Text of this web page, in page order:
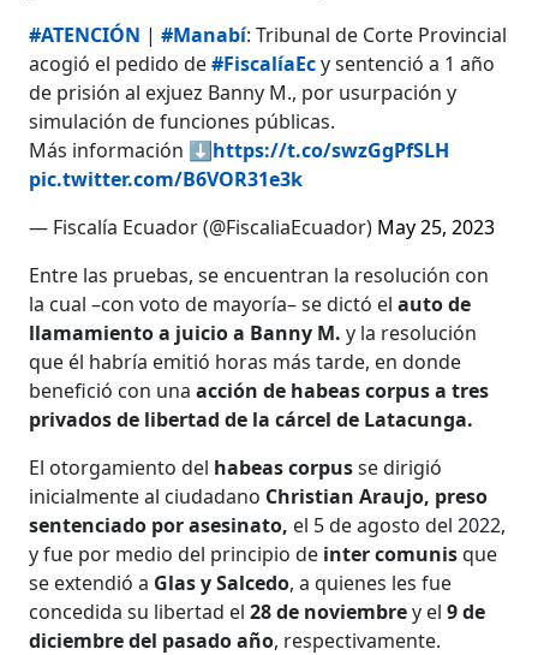
#ATENCIÓN |#Manabí: Tribunal de Corte Provincial
acogió el pedido de#FiscalíaEcy sentenció a 1 año
de prisión al exjuez Banny M., por usurpación y
simulación de funciones públicas.
Más información ⬇️https://t.co/swzGgPfSLH
pic.twitter.com/B6VOR31e3k
— Fiscalía Ecuador (@FiscaliaEcuador) May 25, 2023
Entre las pruebas, se encuentran la resolución con
la cual –con voto de mayoría– se dictó elauto de
llamamiento a juicio a Banny M. y la resolución
que él habría emitió horas más tarde, en donde
benefició con una acción de habeas corpus a tres
privados de libertad de la cárcel de Latacunga.
El otorgamiento del habeas corpusse dirigió
inicialmente al ciudadano Christian Araujo, preso
sentenciado por asesinato, el 5 de agosto del 2022,
y fue por medio del principio de inter comunisque
se extendió a Glas y Salcedo, a quienes les fue
concedida su libertad el28 de noviembrey el9 de
diciembre del pasado año, respectivamente.